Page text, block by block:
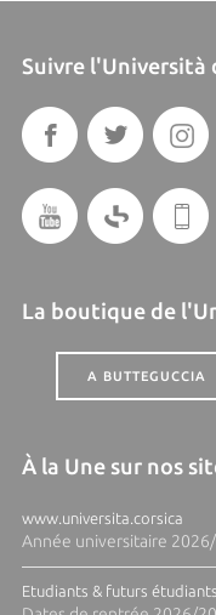
Suivre l'Università
La boutique de
A BUTTEGUCCIA
À la Une sur nos
www.universita.corsica
Année universitaire
Etudiants & futurs étudiants